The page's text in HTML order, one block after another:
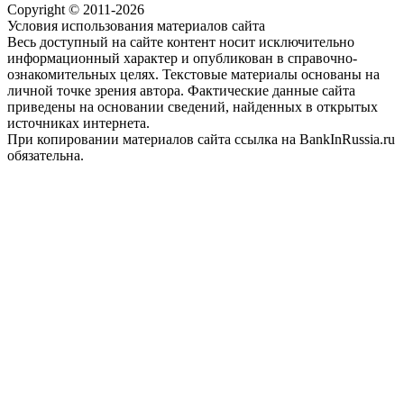
Copyright © 2011-2026
Условия использования материалов сайта
Весь доступный на сайте контент носит исключительно
информационный характер и опубликован в справочно-
ознакомительных целях. Текстовые материалы основаны на
личной точке зрения автора. Фактические данные сайта
приведены на основании сведений, найденных в открытых
источниках интернета.
При копировании материалов сайта ссылка на BankInRussia.ru
обязательна.